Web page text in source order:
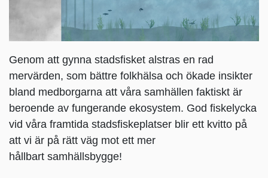
Genom att gynna stadsfisket alstras en rad
mervärden, som bättre folkhälsa och ökade insikter
bland medborgarna att våra samhällen faktiskt är
beroende av fungerande ekosystem. God fiskelycka
vid våra framtida stadsfiskeplatser blir ett kvitto på
att vi är på rätt väg mot ett mer
hållbart samhällsbygge!